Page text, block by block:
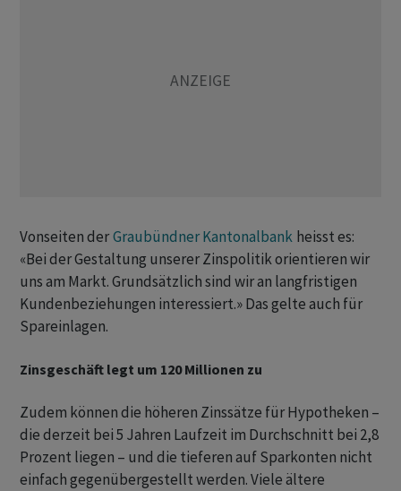
Vonseiten derGraubündner Kantonalbank heisst es:
«Bei der Gestaltung unserer Zinspolitik orientieren wir
uns am Markt. Grundsätzlich sind wir an langfristigen
Kundenbeziehungen interessiert.» Das gelte auch für
Spareinlagen.
Zinsgeschäft legt um 120 Millionen zu
Zudem können die höheren Zinssätze für Hypotheken –
die derzeit bei 5 Jahren Laufzeit im Durchschnitt bei 2,8
Prozent liegen – und die tieferen auf Sparkonten nicht
einfach gegenübergestellt werden. Viele ältere